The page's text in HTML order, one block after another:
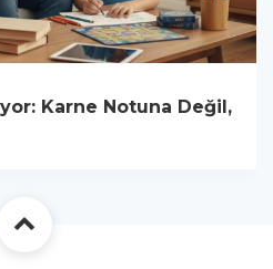
Karne Notuna Değil,